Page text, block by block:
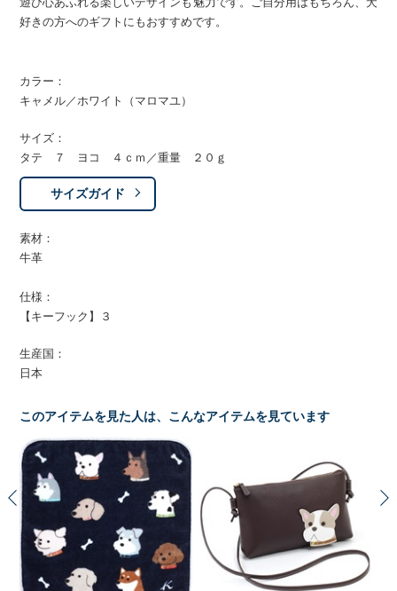
好きの方へのギフトにもおすすめです。
カラー：
キャメル／ホワイト（マロマユ）
サイズ：
タテ ７ ヨコ ４ｃｍ／重量 ２０ｇ
サイズガイド
素材：
牛革
仕様：
【キーフック】３
生産国：
日本
このアイテムを見た人は、こんなアイテムを見ています